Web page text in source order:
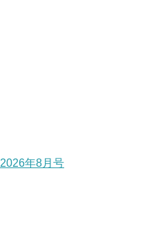
2026年8月号